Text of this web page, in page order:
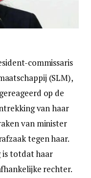
commissaris
(SLM),
op de
van haar
van minister
tegen haar.
is totdat haar
rechter.